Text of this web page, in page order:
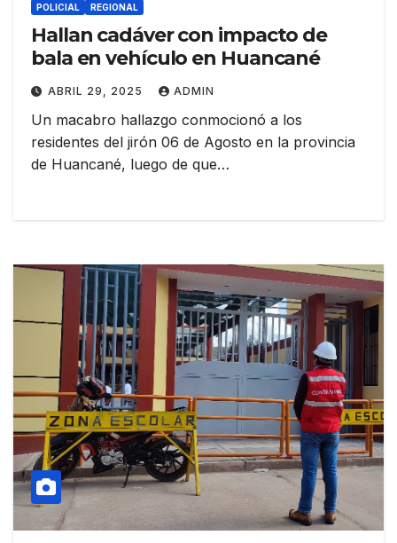
POLICIAL REGIONAL
Hallan cadáver con impacto de
bala en vehículo en Huancané
ABRIL 29, 2025 ADMIN
Un macabro hallazgo conmocionó a los
residentes del jirón 06 de Agosto en la provincia
de Huancané, luego de que…